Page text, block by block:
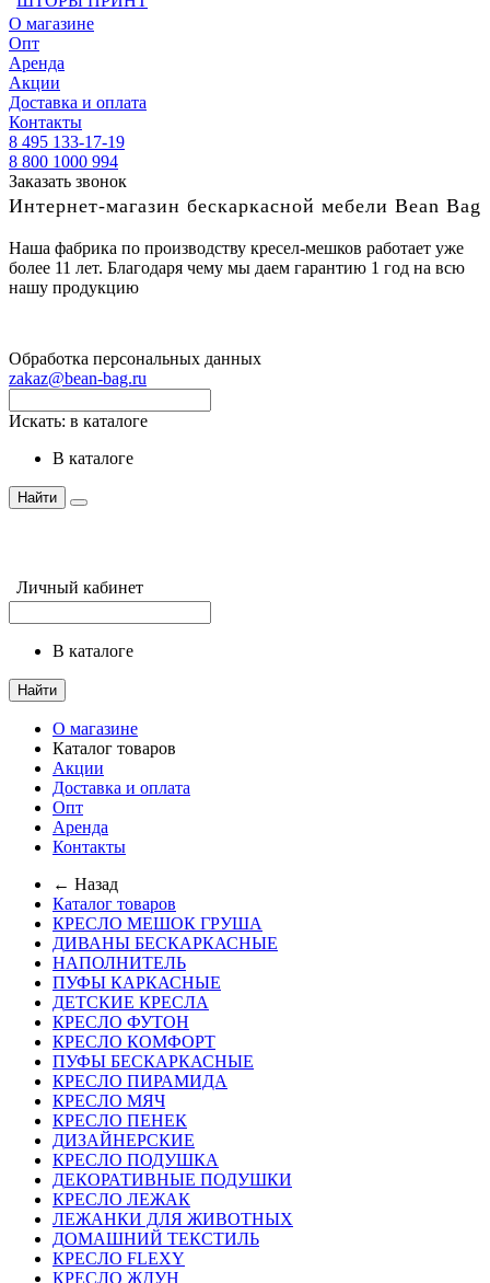
О магазине
Опт
Аренда
Акции
Доставка и оплата
Контакты
8 495 133-17-19
8 800 1000 994
Заказать звонок
Интернет-магазин бескаркасной мебели Bean Bag
Наша фабрика по производству кресел-мешков работает уже
более 11 лет. Благодаря чему мы даем гарантию 1 год на всю
нашу продукцию
Обработка персональных данных
zakaz@bean-bag.ru
Искать: в каталоге
в каталоге
Найти
Личный кабинет
в каталоге
Найти
О магазине
Каталог товаров
Акции
Доставка и оплата
Опт
Аренда
Контакты
← Назад
Каталог товаров
КРЕСЛО МЕШОК ГРУША
ДИВАНЫ БЕСКАРКАСНЫЕ
НАПОЛНИТЕЛЬ
ПУФЫ КАРКАСНЫЕ
ДЕТСКИЕ КРЕСЛА
КРЕСЛО ФУТОН
КРЕСЛО КОМФОРТ
ПУФЫ БЕСКАРКАСНЫЕ
КРЕСЛО ПИРАМИДА
КРЕСЛО МЯЧ
КРЕСЛО ПЕНЕК
ДИЗАЙНЕРСКИЕ
КРЕСЛО ПОДУШКА
ДЕКОРАТИВНЫЕ ПОДУШКИ
КРЕСЛО ЛЕЖАК
ЛЕЖАНКИ ДЛЯ ЖИВОТНЫХ
ДОМАШНИЙ ТЕКСТИЛЬ
КРЕСЛО FLEXY
КРЕСЛО ЖДУН